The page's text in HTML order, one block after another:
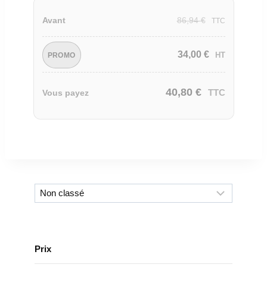
Avant 86,94€ TTC
PROMO 34,00 € HT
Vous payez 40,80 € TTC
Prix